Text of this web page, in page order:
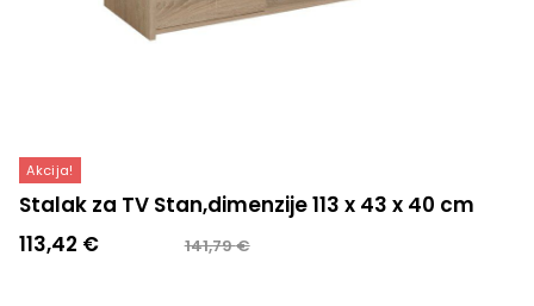
Akcija!
Stalak za TV Stan,dimenzije 113 x 43 x 40 cm
141,79€
Izvorna
113,42 €
Trenutna